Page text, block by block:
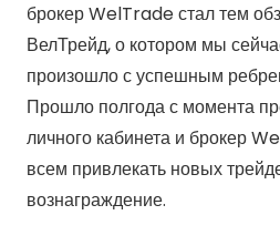
брокер WelTrade стал тем
ВелТрейд, о котором мы
произошло с успешным
Прошло полгода с момента
личного кабинета и брокер
всем привлекать новых
вознаграждение.